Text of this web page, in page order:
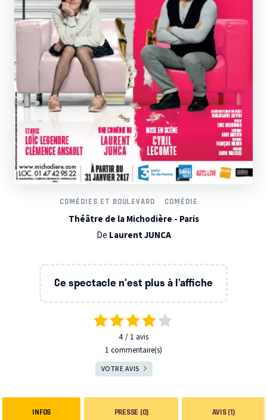
COMÉDIES ET BOULEVARD COMÉDIE
Théâtre de la Michodière - Paris
De Laurent JUNCA
Ce spectacle n'est plus à l’affiche
4 1 avis
1 commentaire(s)
VOTRE AVIS
INFOS PRESSE (0) AVIS (1)